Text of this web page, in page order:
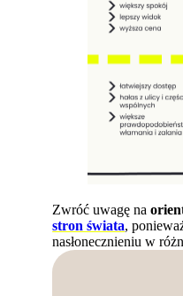
Zwróć uwagę na
stron świata,
nasłonecznieniu w